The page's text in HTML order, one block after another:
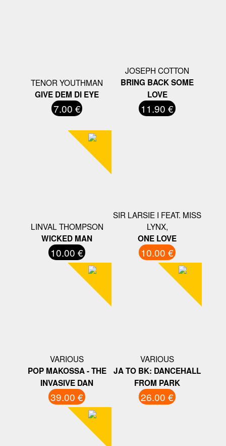
TENOR YOUTHMAN
GIVE DEM DI EYE
7.00 €
JOSEPH COTTON
BRING BACK SOME
LOVE
11.90 €
LINVAL THOMPSON
WICKED MAN
10.00 €
SIR LARSIE I FEAT. MISS
LYNX,
ONE LOVE
10.00 €
VARIOUS
POP MAKOSSA - THE
INVASIVE DAN
39.00 €
VARIOUS
JA TO BK: DANCEHALL
FROM PARK
26.00 €